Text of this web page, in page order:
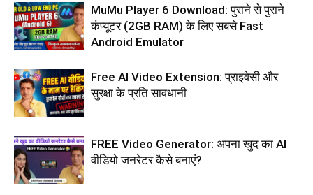
MuMu Player 6 Download: पुराने से पुराने
कंप्यूटर (2GB RAM) के लिए सबसे Fast
Android Emulator
Free AI Video Extension: प्राइवेसी और
सुरक्षा के प्रति सावधानी
FREE Video Generator: अपना खुद का AI
वीडियो जनरेटर कैसे बनाएं?